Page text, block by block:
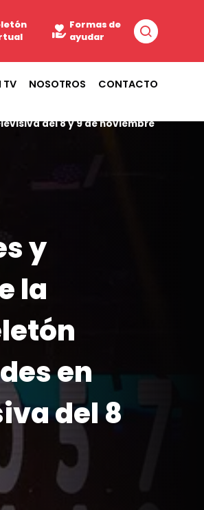
Formas de
ayudar
TV NOSOTROS CONTACTO
del 8 y 9 de noviembre
y
la
en
del 8